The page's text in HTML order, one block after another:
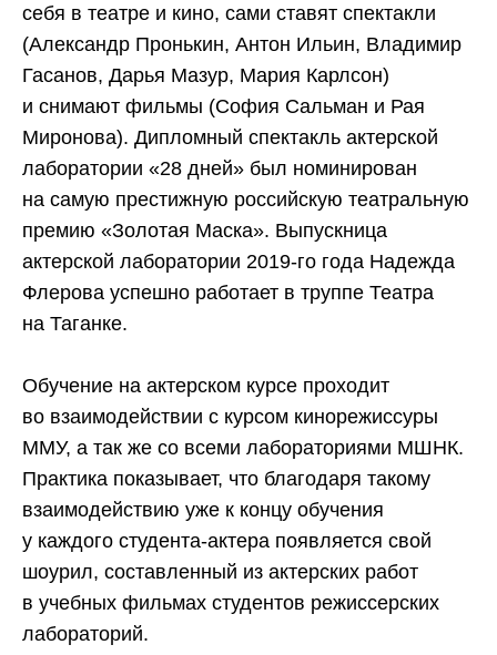
себя в театре и кино, сами ставят спектакли
(Александр Пронькин, Антон Ильин, Владимир
Гасанов, Дарья Мазур, Мария Карлсон)
и снимают фильмы (София Сальман и Рая
Миронова). Дипломный спектакль актерской
лаборатории «28 дней» был номинирован
на самую престижную российскую театральную
премию «Золотая Маска». Выпускница
актерской лаборатории 2019-го года Надежда
Флерова успешно работает в труппе Театра
на Таганке.
Обучение на актерском курсе проходит
во взаимодействии с курсом кинорежиссуры
ММУ, а так же со всеми лабораториями МШНК.
Практика показывает, что благодаря такому
взаимодействию уже к концу обучения
у каждого студента-актера появляется свой
шоурил, составленный из актерских работ
в учебных фильмах студентов режиссерских
лабораторий.